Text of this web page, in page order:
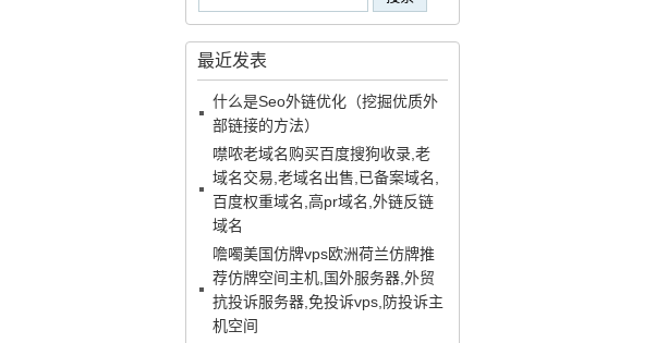
最近发表
什么是Seo外链优化（挖掘优质外
部链接的方法）
噤哝老域名购买百度搜狗收录,老
域名交易,老域名出售,已备案域名,
百度权重域名,高pr域名,外链反链
域名
噡噣美国仿牌vps欧洲荷兰仿牌推
荐仿牌空间主机,国外服务器,外贸
抗投诉服务器,免投诉vps,防投诉主
机空间